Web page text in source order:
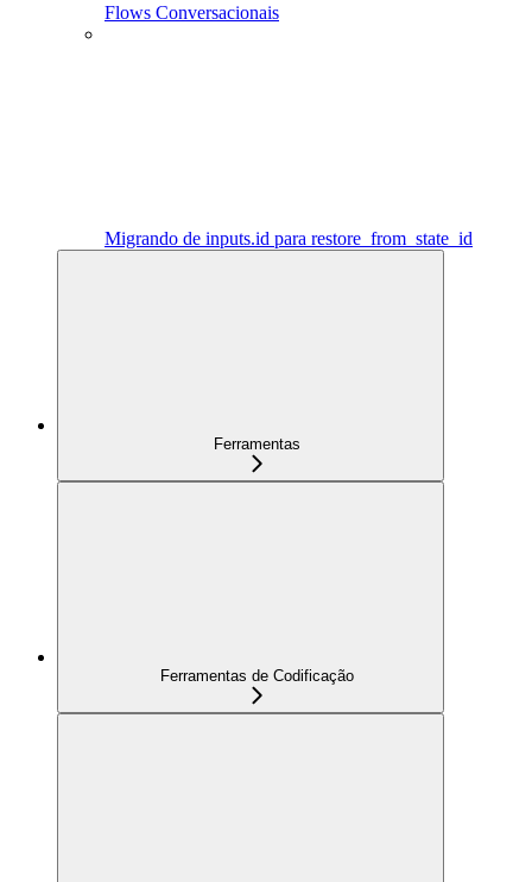
Flows Conversacionais
Migrando de inputs.id para restore_from_state_id
Ferramentas
Ferramentas de Codificação